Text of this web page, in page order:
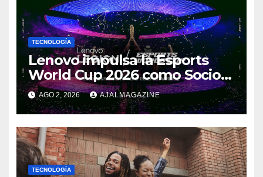
TECNOLOGÍA
Lenovo impulsa la Esports
World Cup 2026 como Socio
Fundador
AGO 2, 2026 AJALMAGAZINE
TECNOLOGÍA